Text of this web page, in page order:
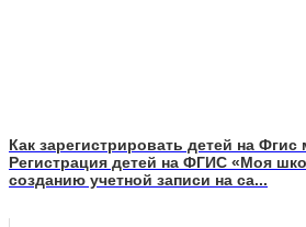
Как зарегистрировать детей на
Регистрация детей на ФГИС «Моя
созданию учетной записи на са...